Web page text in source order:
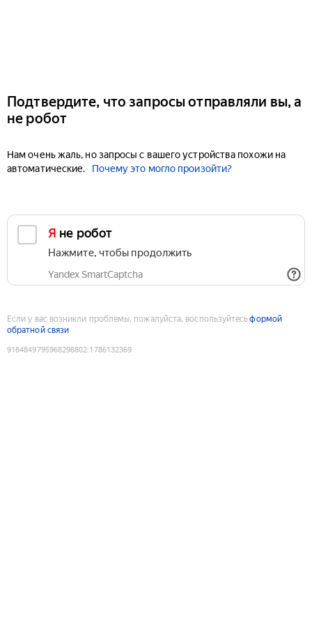
Подтвердите, что запросы отправляли вы, а
не робот
Нам очень жаль, но запросы с вашего устройства похожи на
автоматические.
Почему это могло произойти?
Я не робот
Нажмите, чтобы продолжить
Yandex SmartCaptcha
Если у вас возникли проблемы, пожалуйста, воспользуйтесьформой
обратной связи
9184849795968298802:1786132369